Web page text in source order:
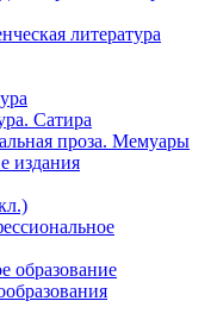
литература
Сатира
проза. Мемуары
издания
образование